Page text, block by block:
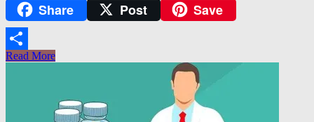
Copy
Link
Share Post Save
Share
Read More